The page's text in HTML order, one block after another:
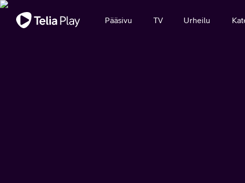
Tärkeä viesti
Pääsivu TV Urheilu